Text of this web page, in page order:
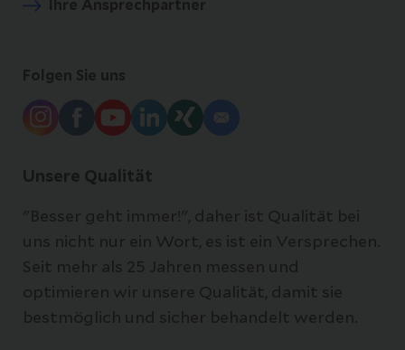
Ihre Ansprechpartner
Folgen Sie uns
Unsere Qualität
"Besser geht immer!", daher ist Qualität bei
uns nicht nur ein Wort, es ist ein Versprechen.
Seit mehr als 25 Jahren messen und
optimieren wir unsere Qualität, damit sie
bestmöglich und sicher behandelt werden.